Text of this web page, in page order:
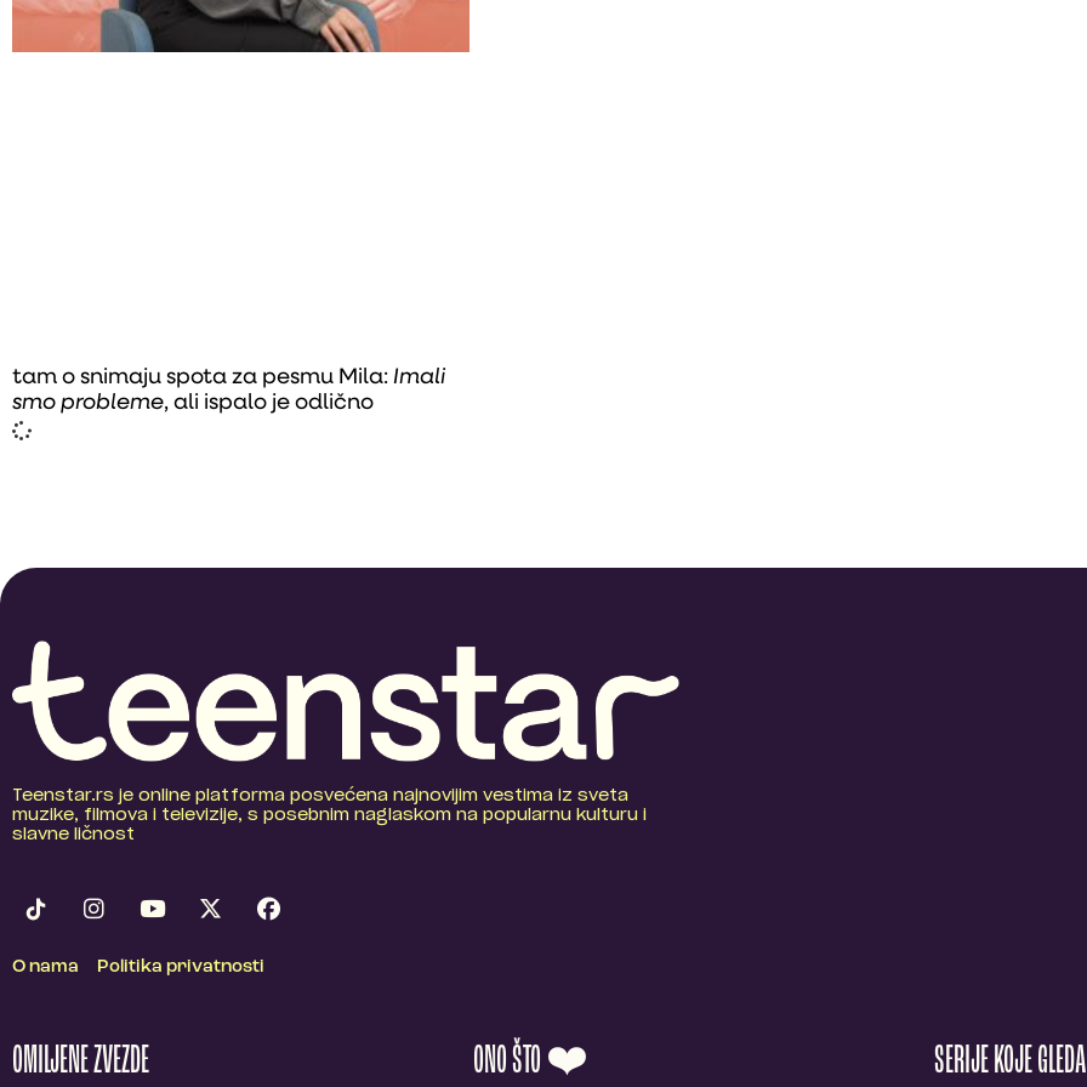
tam o snimaju spota za pesmu Mila: Imali
smo probleme, ali ispalo je odlično
Teenstar.rs je online platforma posvećena najnovijim vestima iz sveta
muzike, filmova i televizije, s posebnim naglaskom na popularnu kulturu i
slavne ličnost
O nama Politika privatnosti
OMILJENE ZVEZDE ONO ŠTO ❤️ SERIJE KOJE